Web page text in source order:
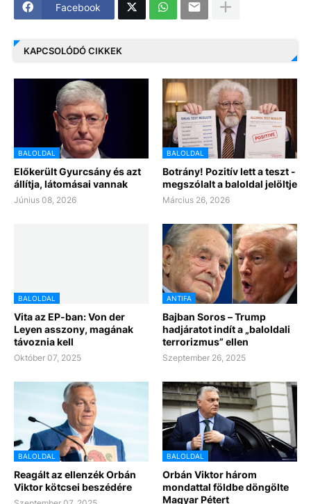
Facebook
KAPCSOLÓDÓ CIKKEK
BALOLDAL
Előkerült Gyurcsány és azt
állítja, látomásai vannak
Június 08, 2026
BALOLDAL
Botrány! Pozitív lett a teszt -
megszólalt a baloldal jelöltje
Március 26, 2026
BALOLDAL
Vita az EP-ban: Von der
Leyen asszony, magának
távoznia kell
Október 07, 2025
ANTIFA
Bajban Soros – Trump
hadjáratot indít a „baloldali
terrorizmus” ellen
Szeptember 26, 2025
BALOLDAL
Reagált az ellenzék Orbán
Viktor kötcsei beszédére
BALOLDAL
Orbán Viktor három
mondattal földbe döngölte
Magyar Pétert